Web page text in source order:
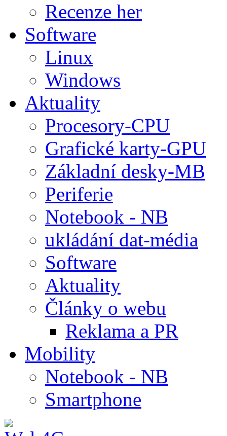
Recenze her
Software
Linux
Windows
Aktuality
Procesory-CPU
Grafické karty-GPU
Základní desky-MB
Periferie
Notebook - NB
ukládání dat-média
Software
Aktuality
Články o webu
Reklama a PR
Mobility
Notebook - NB
Smartphone